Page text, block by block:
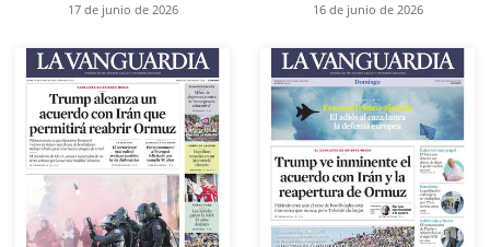
17 de junio de 2026 16 de junio de 2026